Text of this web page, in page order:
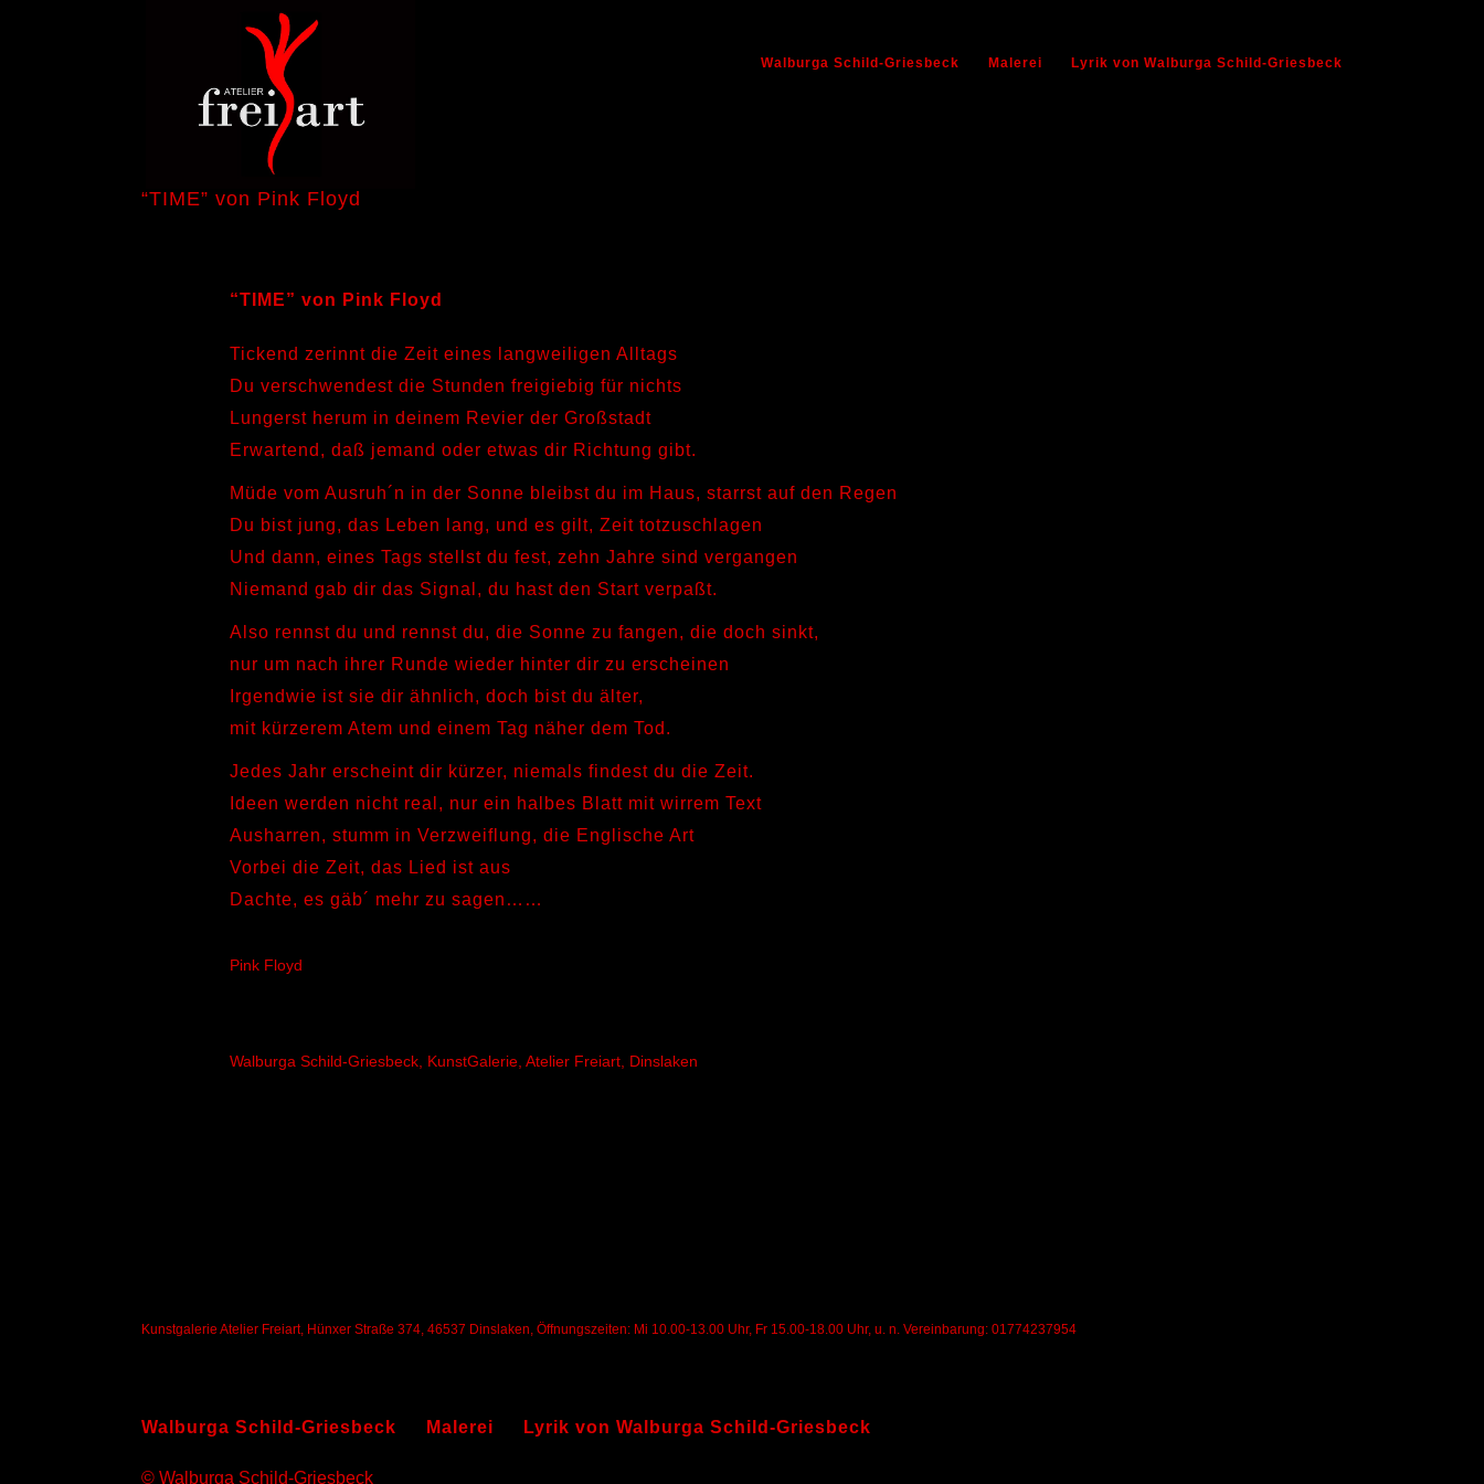
Walburga Schild-Griesbeck Malerei Lyrik von Walburga Schild-Griesbeck
“TIME” von Pink Floyd
“TIME” von Pink Floyd
Tickend zerinnt die Zeit eines langweiligen Alltags
Du verschwendest die Stunden freigiebig für nichts
Lungerst herum in deinem Revier der Großstadt
Erwartend, daß jemand oder etwas dir Richtung gibt.
Müde vom Ausruh´n in der Sonne bleibst du im Haus, starrst auf den Regen
Du bist jung, das Leben lang, und es gilt, Zeit totzuschlagen
Und dann, eines Tags stellst du fest, zehn Jahre sind vergangen
Niemand gab dir das Signal, du hast den Start verpaßt.
Also rennst du und rennst du, die Sonne zu fangen, die doch sinkt,
nur um nach ihrer Runde wieder hinter dir zu erscheinen
Irgendwie ist sie dir ähnlich, doch bist du älter,
mit kürzerem Atem und einem Tag näher dem Tod.
Jedes Jahr erscheint dir kürzer, niemals findest du die Zeit.
Ideen werden nicht real, nur ein halbes Blatt mit wirrem Text
Ausharren, stumm in Verzweiflung, die Englische Art
Vorbei die Zeit, das Lied ist aus
Dachte, es gäb´ mehr zu sagen……
Pink Floyd
Walburga Schild-Griesbeck, KunstGalerie, Atelier Freiart, Dinslaken
Kunstgalerie Atelier Freiart, Hünxer Straße 374, 46537 Dinslaken, Öffnungszeiten: Mi 10.00-13.00 Uhr, Fr 15.00-18.00 Uhr, u. n. Vereinbarung: 01774237954
Walburga Schild-Griesbeck Malerei Lyrik von Walburga Schild-Griesbeck
© Walburga Schild-Griesbeck